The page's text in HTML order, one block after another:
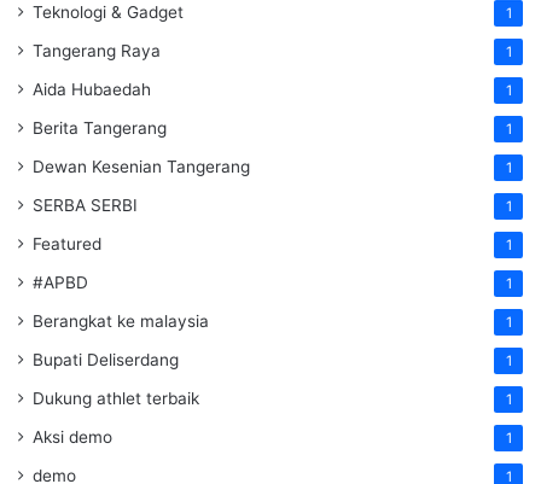
Teknologi & Gadget 1
Tangerang Raya 1
Aida Hubaedah 1
Berita Tangerang 1
Dewan Kesenian Tangerang 1
SERBA SERBI 1
Featured 1
#APBD 1
Berangkat ke malaysia 1
Bupati Deliserdang 1
Dukung athlet terbaik 1
Aksi demo 1
demo 1